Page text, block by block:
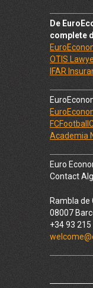
De
complete
OTIS
IFAR
Academia
Euro
Contact
Rambla de
08007
+34 93 215